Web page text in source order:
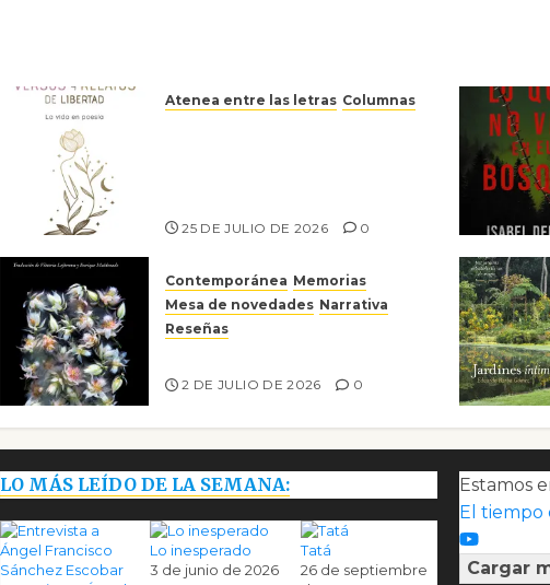
Atenea entre las letras Columnas
25 DE JULIO DE 2026 0
Contemporánea Memorias
Mesa de novedades Narrativa
Reseñas
2 DE JULIO DE 2026 0
LO MÁS LEÍDO DE LA SEMANA:
Lo inesperado
3 de junio de 2026
Tatá
26 de septiembre
Estamos
El tiempo
Cargar